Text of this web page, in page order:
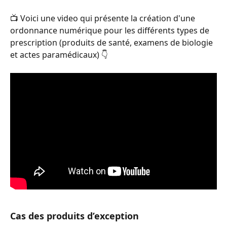
📺 Voici une video qui présente la création d'une
ordonnance numérique pour les différents types de
prescription (produits de santé, examens de biologie
et actes paramédicaux) 👇
Cas des produits d’exception